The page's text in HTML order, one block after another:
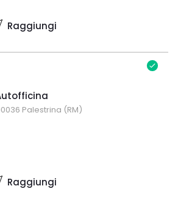
Raggiungi
Palestrina (RM)
Raggiungi